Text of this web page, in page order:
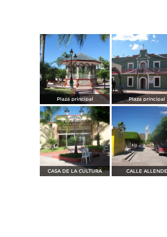
Plaza principal Plaza principal
CASA DE LA CULTURA CALLE ALLENDE